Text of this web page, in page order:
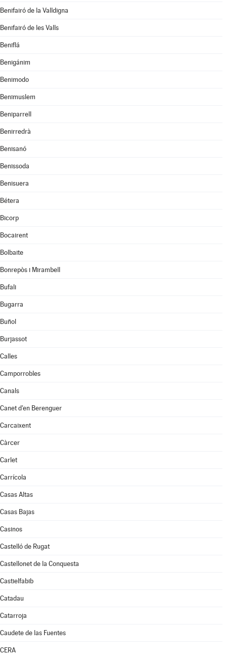
Benifairó de la Valldigna
Benifairó de les Valls
Beniflá
Benigánim
Benimodo
Benimuslem
Beniparrell
Benirredrà
Benisanó
Benissoda
Benisuera
Bétera
Bicorp
Bocairent
Bolbaite
Bonrepòs i Mirambell
Bufali
Bugarra
Buñol
Burjassot
Calles
Camporrobles
Canals
Canet d'en Berenguer
Carcaixent
Càrcer
Carlet
Carrícola
Casas Altas
Casas Bajas
Casinos
Castelló de Rugat
Castellonet de la Conquesta
Castielfabib
Catadau
Catarroja
Caudete de las Fuentes
CERA